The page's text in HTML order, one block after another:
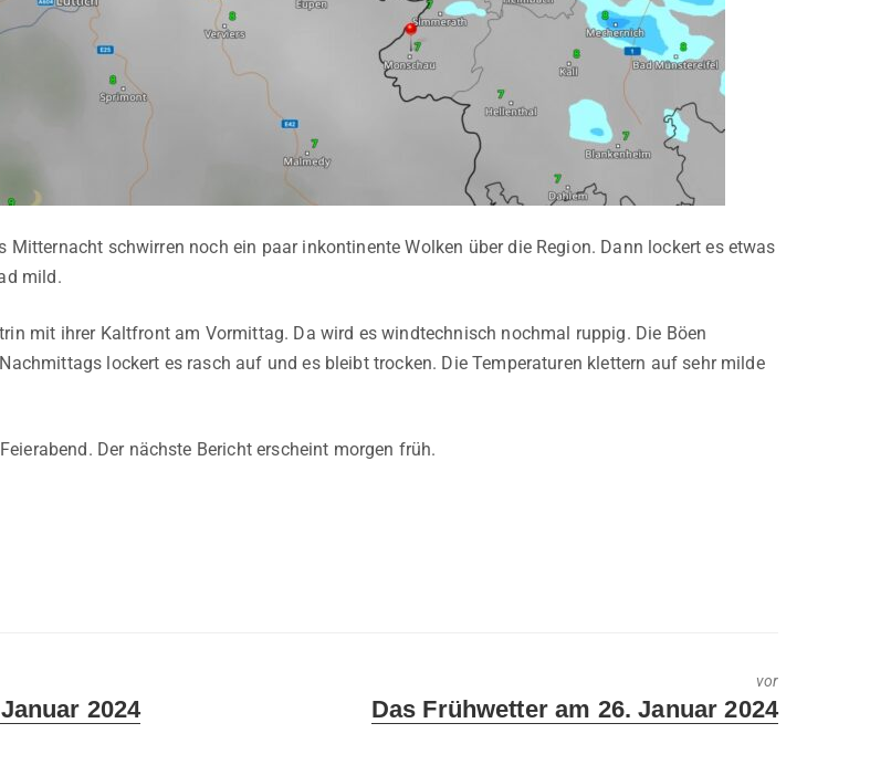
Mitternacht schwirren noch ein paar inkontinente Wolken über die Region. Dann lockert es etwas
mild.
mit ihrer Kaltfront am Vormittag. Da wird es windtechnisch nochmal ruppig. Die Böen
lockert es rasch auf und es bleibt trocken. Die Temperaturen klettern auf sehr milde
Der nächste Bericht erscheint morgen früh.
2024
vor
Next
Das Frühwetter am 26. Januar 2024